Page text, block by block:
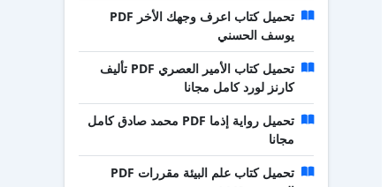
تحميل كتاب اعرف وجهك الأخر PDF
يوسف الحسني
تحميل كتاب الأمير العصري PDF تأليف
كارنز لورد كامل مجانا
تحميل رواية إذما PDF محمد صادق كامل
مجانا
تحميل كتاب علم البيئة مقررات PDF